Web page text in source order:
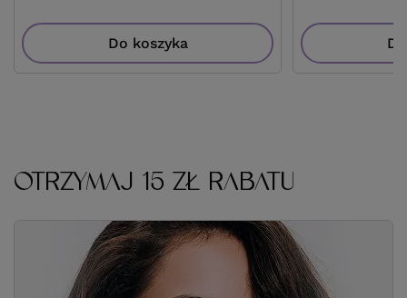
Do koszyka
OTRZYMAJ 15 ZŁ RABATU